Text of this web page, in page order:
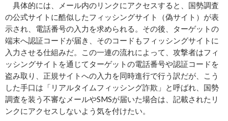
具体的には、メール内のリンクにアクセスすると、国勢調査
の公式サイトに酷似したフィッシングサイト（偽サイト）が表
示され、電話番号の入力を求められる。その後、ターゲットの
端末へ認証コードが届き、そのコードもフィッシングサイトに
入力させる仕組みだ。この一連の流れによって、攻撃者はフィ
ッシングサイトを通じてターゲットの電話番号や認証コードを
盗み取り、正規サイトへの入力を同時進行で行う訳だが、こう
した手口は「リアルタイムフィッシング詐欺」と呼ばれ、国勢
調査を装う不審なメールやSMSが届いた場合は、記載されたリ
ンクにアクセスしないよう気を付けたい。